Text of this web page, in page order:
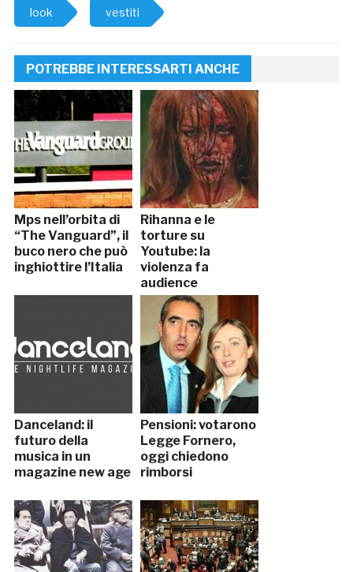
look vestiti
POTREBBE INTERESSARTI ANCHE
Mps nell’orbita di
“The Vanguard”, il
buco nero che può
inghiottire l’Italia
Rihanna e le
torture su
Youtube: la
violenza fa
audience
Danceland: il
futuro della
musica in un
magazine new age
Pensioni: votarono
Legge Fornero,
oggi chiedono
rimborsi